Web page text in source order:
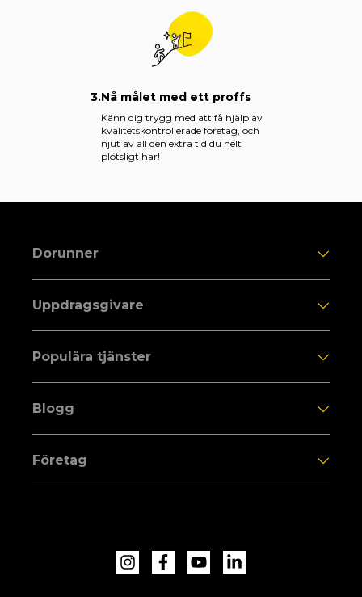
3.Nå målet med ett proffs
Känn dig trygg med att få hjälp av
kvalitetskontrollerade företag, och
njut av all den extra tid du helt
plötsligt har!
Dorunner
Uppdragsgivare
Populära tjänster
Blogg
Företag